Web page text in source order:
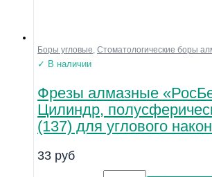
Боры угловые, Стоматологические боры
✓ В наличии
Фрезы алмазные
Цилиндр,
(137) для углового
33 руб